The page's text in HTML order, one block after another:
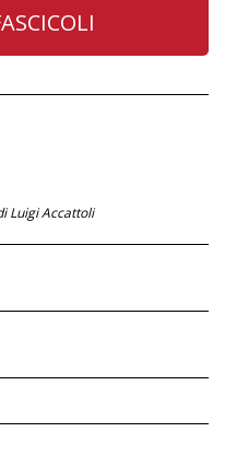
Luigi Accattoli